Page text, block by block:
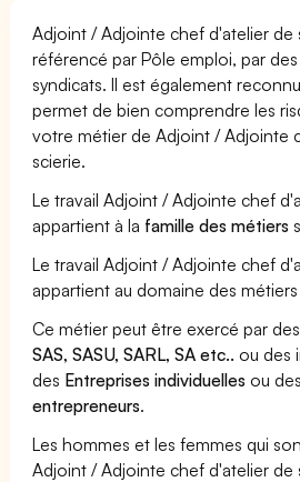
Adjoint / Adjointe chef d'atelier de
référencé par Pôle emploi, par
syndicats. Il est également
permet de bien comprendre les
votre métier de Adjoint / Adjointe
scierie.
Le travail Adjoint / Adjointe chef
appartient à la famille des métiers
Le travail Adjoint / Adjointe chef
appartient au domaine des métiers
Ce métier peut être exercé par
SAS, SASU, SARL, SA etc.. ou des
des Entreprises individuelles ou
entrepreneurs.
Les hommes et les femmes qui
Adjoint / Adjointe chef d'atelier de